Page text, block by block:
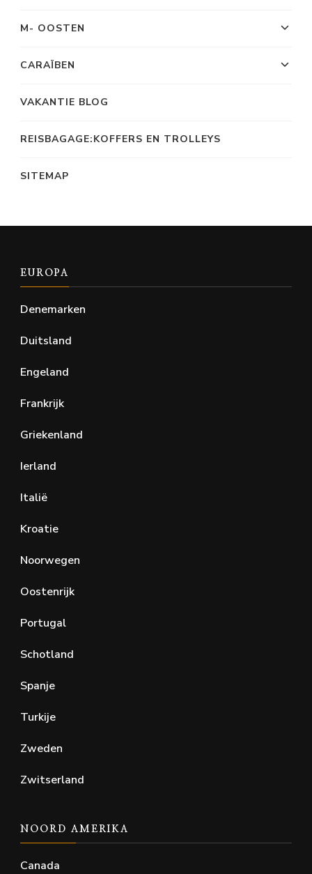
M- OOSTEN
CARAÏBEN
VAKANTIE BLOG
REISBAGAGE:KOFFERS EN TROLLEYS
SITEMAP
EUROPA
Denemarken
Duitsland
Engeland
Frankrijk
Griekenland
Ierland
Italië
Kroatie
Noorwegen
Oostenrijk
Portugal
Schotland
Spanje
Turkije
Zweden
Zwitserland
NOORD AMERIKA
Canada